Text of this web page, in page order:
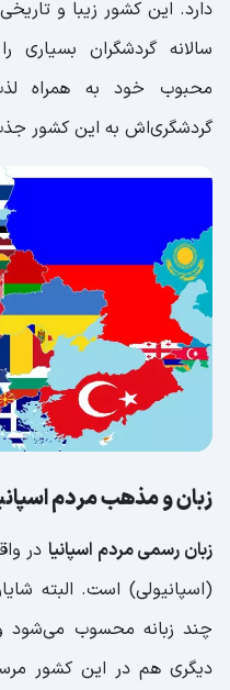
دارد. این کشور زیبا و
سالانه گردشگران بسیاری
محبوب خود به همراه
گردشگری‌اش به این کشور
زبان و مذهب مردم
زبان رسمی مردم اسپانیا در
(اسپانیولی) است. البته
چند زبانه محسوب می‌شود و
دیگری هم در این کشور